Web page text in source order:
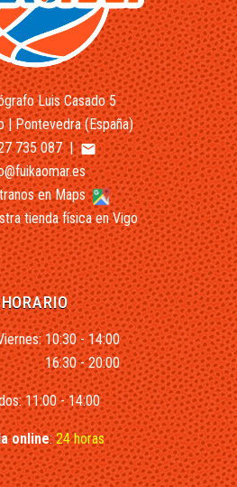
Luis Casado 5
| Pontevedra (España)
735 087|email
en Maps
tienda física en Vigo
HORARIO
10:30 - 14:00
16:30 - 20:00
11:00 - 14:00
online:24 horas